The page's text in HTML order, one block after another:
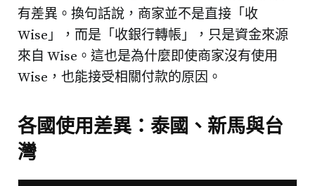
有差異。換句話說，商家並不是直接「收
Wise」，而是「收銀行轉帳」，只是資金來源
來自 Wise。這也是為什麼即使商家沒有使用
Wise，也能接受相關付款的原因。
各國使用差異：泰國、新馬與台
灣